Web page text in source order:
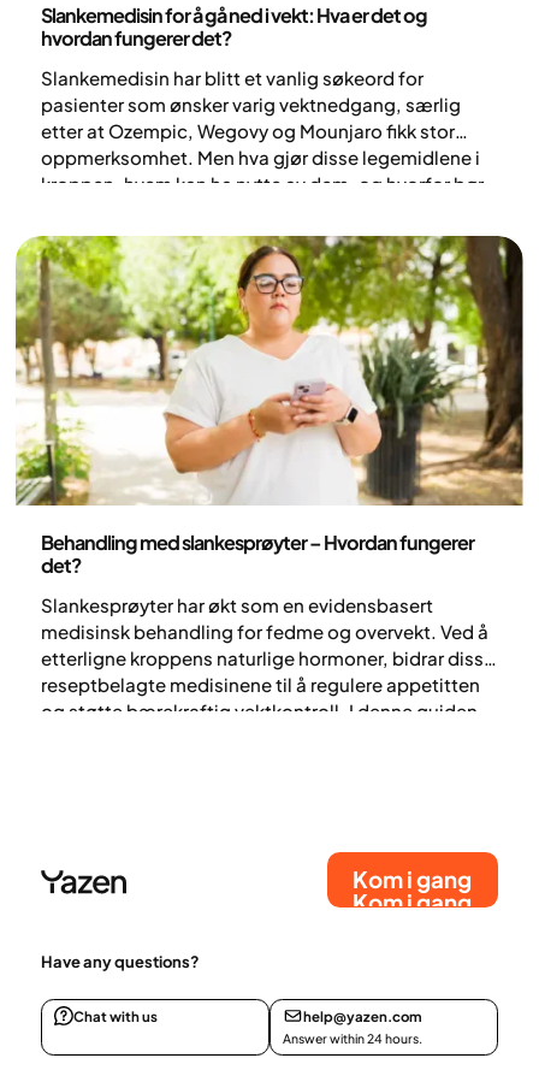
Slankemedisin for å gå ned i vekt: Hva er det og
hvordan fungerer det?
Slankemedisin har blitt et vanlig søkeord for
pasienter som ønsker varig vektnedgang, særlig
etter at Ozempic, Wegovy og Mounjaro fikk stor
oppmerksomhet. Men hva gjør disse legemidlene i
kroppen, hvem kan ha nytte av dem, og hvorfor bør
oppfølging? Her forklarer vi mekanismene,
dokumenterte resultater og hva du bør vite om trygg
bruk. Du får også oversikt over alternativer og
vanlige spørsmål.
Behandling med slankesprøyter – Hvordan fungerer
det?
Slankesprøyter har økt som en evidensbasert
medisinsk behandling for fedme og overvekt. Ved å
etterligne kroppens naturlige hormoner, bidrar disse
reseptbelagte medisinene til å regulere appetitten
og støtte bærekraftig vektkontroll. I denne guiden
Kom i gang
Kom i gang
Have any questions?
Chat with us help@yazen.com
Answer within 24 hours.